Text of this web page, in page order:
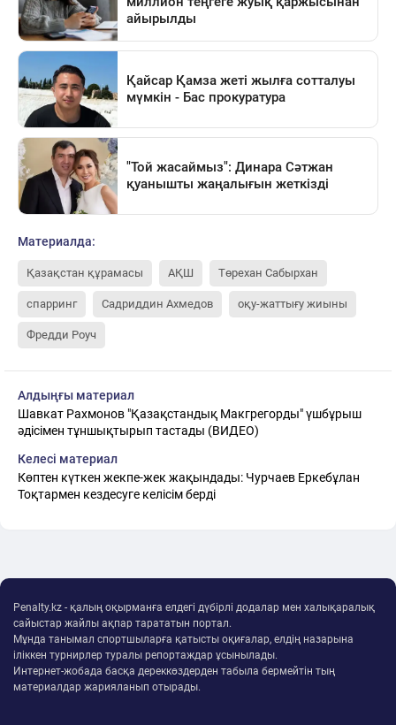
Материалда:
Қазақстан құрамасы АҚШ Төрехан Сабырхан
спарринг Садриддин Ахмедов оқу-жаттығу жиыны
Фредди Роуч
Алдыңғы материал
Шавкат Рахмонов "Қазақстандық Макгрегорды" үшбұрыш
әдісімен тұншықтырып тастады (ВИДЕО)
Келесі материал
Көптен күткен жекпе-жек жақындады: Чурчаев Еркебұлан
Тоқтармен кездесуге келісім берді
Penalty.kz - қалың оқырманға елдегі дүбірлі додалар мен халықаралық
сайыстар жайлы ақпар тарататын портал.
Мұнда танымал спортшыларға қатысты оқиғалар, елдің назарына
іліккен турнирлер туралы репортаждар ұсынылады.
Интернет-жобада басқа дереккөздерден табыла бермейтін тың
материалдар жарияланып отырады.